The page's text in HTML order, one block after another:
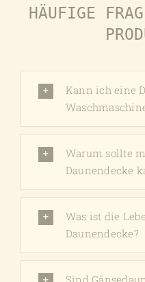
HÄUFIGE
Kann ich eine
Warum sollte
Daunendecke
Was ist die
Daunendecke?
Sind